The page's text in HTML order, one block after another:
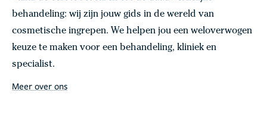
behandeling: wij zijn jouw gids in de wereld van
cosmetische ingrepen. We helpen jou een weloverwogen
keuze te maken voor een behandeling, kliniek en
specialist.
Meer over ons